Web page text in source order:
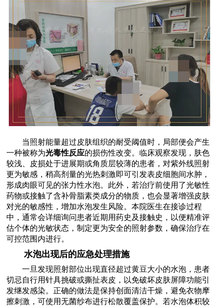
当照射能量超过皮肤组织的耐受阈值时，局部便会产生
一种被称为光毒性反应的损伤性改变。临床观察发现，肤色
较浅、皮损处于进展期或角质层较薄的患者，对紫外线照射
更为敏感，稍高剂量的光热刺激即可引发表皮细胞间水肿，
形成肉眼可见的张力性水泡。此外，若治疗前使用了光敏性
药物或接触了含补骨脂素类成分的物质，也会显著增强皮肤
对光的敏感性，增加水泡发生风险。本院医生在接诊过程
中，通常会详细询问患者近期用药史及接触史，以便精准评
估个体的光敏状态，制定更为安全的照射参数，确保治疗在
可控范围内进行。
水泡出现后的应急处理措施
一旦发现照射部位出现直径超过黄豆大小的水泡，患者
切忌自行用针具挑破或撕扯表皮，以免破坏皮肤屏障功能引
发继发感染。正确的做法是保持创面清洁干燥，避免衣物摩
擦刺激，可使用无菌纱布进行松散覆盖保护。若水泡体积较